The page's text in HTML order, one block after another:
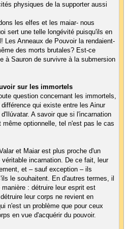
physiques de la supporter aussi
les elfes et les maiar- nous
sert une telle longévité puisqu'ils en
Les Anneaux de Pouvoir la rendaient-
des morts brutales? Est-ce
à Sauron de survivre à la submersion
sur les immortels
question concernant les immortels,
qui existe entre les Ainur
A savoir que si l'incarnation
optionnelle, tel n'est pas le cas
et Maiar est plus proche d'un
incarnation. De ce fait, leur
et – sauf exception – ils
le souhaitent. En d'autres termes, il
: détruire leur esprit est
leur corps ne revient en
n'est un problème que pour ceux
en vue d'acquérir du pouvoir.